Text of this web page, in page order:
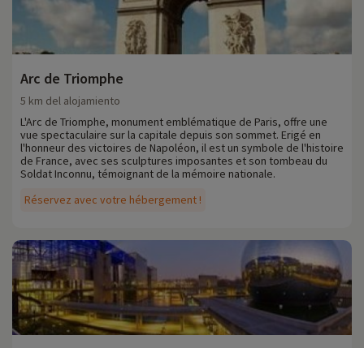
Arc de Triomphe
Réservez avec votre hébergement !
5 km del alojamiento
L'Arc de Triomphe, monument emblématique de Paris, offre une
vue spectaculaire sur la capitale depuis son sommet. Erigé en
l'honneur des victoires de Napoléon, il est un symbole de l'histoire
de France, avec ses sculptures imposantes et son tombeau du
Soldat Inconnu, témoignant de la mémoire nationale.